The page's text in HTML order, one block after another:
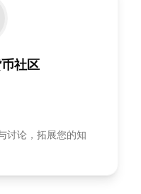
社区
讨论，拓展您的知